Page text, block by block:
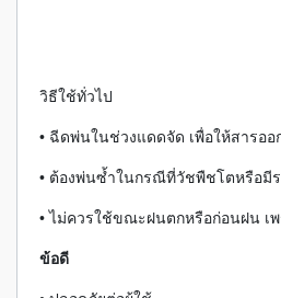
วิธีใช้ทั่วไป
• ฉีดพ่นในช่วงแดดจัด เพื่อให้สารออ
• ต้องพ่นซ้ำในกรณีที่วัชพืชโตหรือมี
• ไม่ควรใช้ขณะฝนตกหรือก่อนฝน เ
ข้อดี